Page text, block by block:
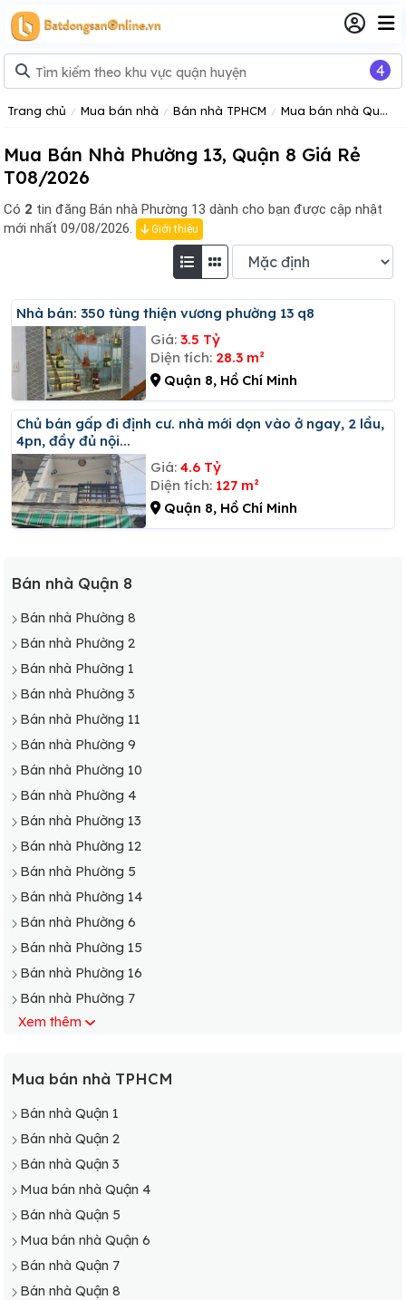
Trang chủ Mua bán nhà Bán nhà TPHCM Mua bán nhà Quận 8
Mua Bán Nhà Phường 13, Quận 8 Giá Rẻ
T08/2026
Có 2 tin đăng Bán nhà Phường 13 dành cho bạn được cập nhật
mới nhất 09/08/2026.
Giới thiệu
Nhà bán: 350 tùng thiện vương phường 13 q8
Giá: 3.5 Tỷ
Diện tích: 28.3 m²
Quận 8, Hồ Chí Minh
Chủ bán gấp đi định cư. nhà mới dọn vào ở ngay, 2 lầu,
4pn, đầy đủ nội...
Giá: 4.6 Tỷ
Diện tích: 127 m²
Quận 8, Hồ Chí Minh
Bán nhà Quận 8
Bán nhà Phường 8
Bán nhà Phường 2
Bán nhà Phường 1
Bán nhà Phường 3
Bán nhà Phường 11
Bán nhà Phường 9
Bán nhà Phường 10
Bán nhà Phường 4
Bán nhà Phường 13
Bán nhà Phường 12
Bán nhà Phường 5
Bán nhà Phường 14
Bán nhà Phường 6
Bán nhà Phường 15
Bán nhà Phường 16
Bán nhà Phường 7
Xem thêm
Mua bán nhà TPHCM
Bán nhà Quận 1
Bán nhà Quận 2
Bán nhà Quận 3
Mua bán nhà Quận 4
Bán nhà Quận 5
Mua bán nhà Quận 6
Bán nhà Quận 7
Bán nhà Quận 8
4